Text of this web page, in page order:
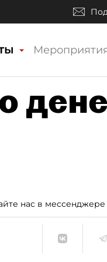
нас в мессенджере